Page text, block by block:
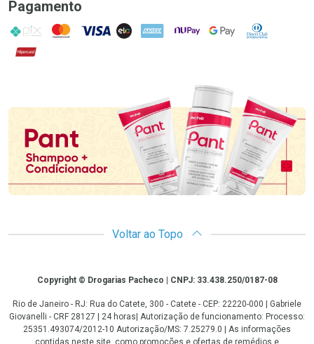
Pagamento
PIX MasterCard
VISA ELO AMEX NuPay Google PayDiners Club
Hipercard
Promoção em Destaque
Voltar ao Topo
CopyrightCopyright © Drogarias Pacheco | CNPJ: 33.438.250/0187-08
Rio de Janeiro - RJ: Rua do Catete, 300 - Catete - CEP: 22220-000 | Gabriele
Giovanelli - CRF 28127 | 24 horas| Autorização de funcionamento: Processo:
25351.493074/2012-10 Autorização/MS: 7.25279.0 | As informações
contidas neste site, como promoções e ofertas de remédios e